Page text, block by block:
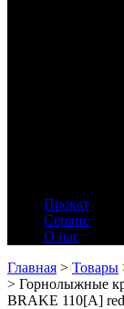
Прокат
Сервис
О нас
Главная > Товары
> Горнолыжные
BRAKE 110[A] red